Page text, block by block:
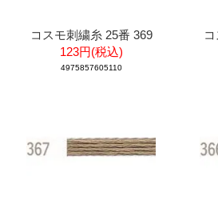
コスモ刺繍糸 25番 369
123円(税込)
4975857605110